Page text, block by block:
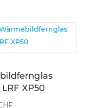
XP50